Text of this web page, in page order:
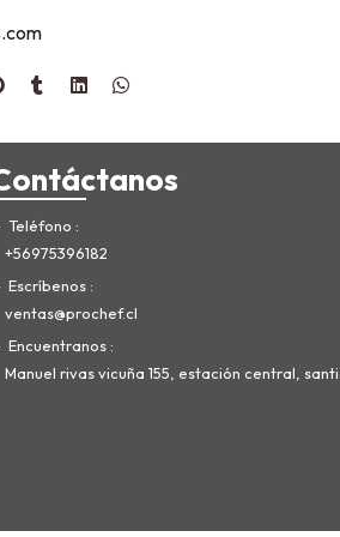
Teléfono
+56975396182
Escríbenos
ventas@prochef.cl
Encuentranos
Manuel rivas vicuña 155, estación central,